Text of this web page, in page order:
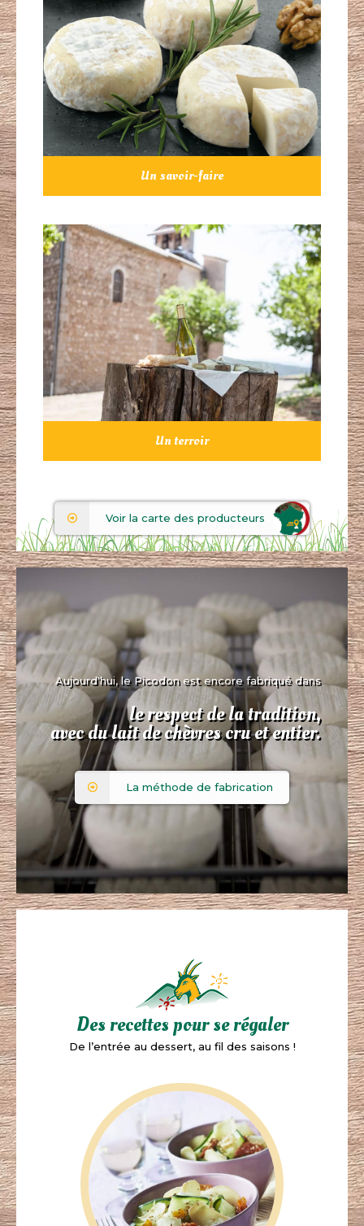
Un savoir-faire
Un terroir
Voir la carte des producteurs
Aujourd'hui, le Picodon est encore fabriqué dans
le respect de la tradition,
avec du lait de chèvres cru et entier.
La méthode de fabrication
Des recettes pour se régaler
De l’entrée au dessert, au fil des saisons !